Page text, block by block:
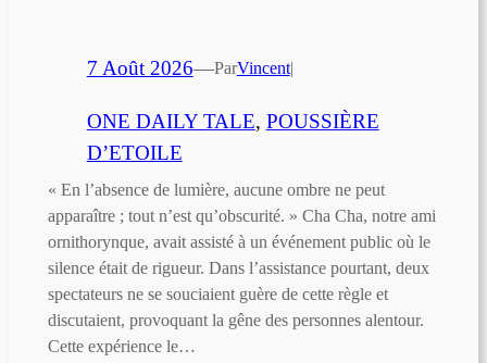
7 Août 2026—ParVincent|
ONE DAILY TALE, POUSSIÈRE
D’ETOILE
« En l’absence de lumière, aucune ombre ne peut
apparaître ; tout n’est qu’obscurité. » Cha Cha, notre ami
ornithorynque, avait assisté à un événement public où le
silence était de rigueur. Dans l’assistance pourtant, deux
spectateurs ne se souciaient guère de cette règle et
discutaient, provoquant la gêne des personnes alentour.
Cette expérience le…